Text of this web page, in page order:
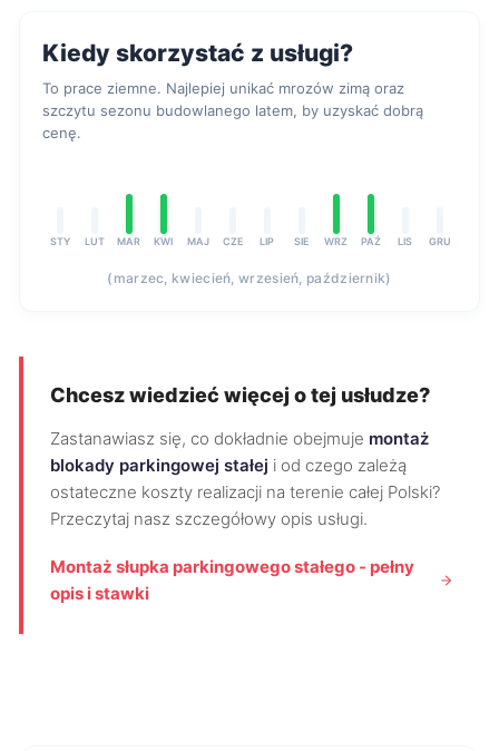
Kiedy skorzystać z usługi?
To prace ziemne. Najlepiej unikać mrozów zimą oraz
szczytu sezonu budowlanego latem, by uzyskać dobrą
cenę.
STY LUT MAR KWI MAJ CZE LIP SIE WRZ PAŹ LIS GRU
(marzec, kwiecień, wrzesień, październik)
Chcesz wiedzieć więcej o tej usłudze?
Zastanawiasz się, co dokładnie obejmuje montaż
blokady parkingowej stałej i od czego zależą
ostateczne koszty realizacji na terenie całej Polski?
Przeczytaj nasz szczegółowy opis usługi.
Montaż słupka parkingowego stałego - pełny
opis i stawki